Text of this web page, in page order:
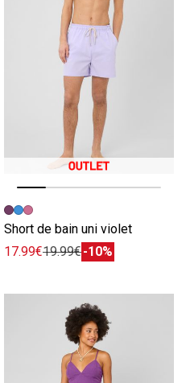
Image précédente
Image suivante
Short de bain uni violet
17.99€19.99€-10%